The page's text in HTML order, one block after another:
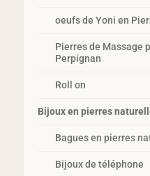
oeufs de Yoni en
Pierres de Massage
Perpignan
Roll on
Bijoux en pierres
Bagues en pierres
Bijoux de téléphone